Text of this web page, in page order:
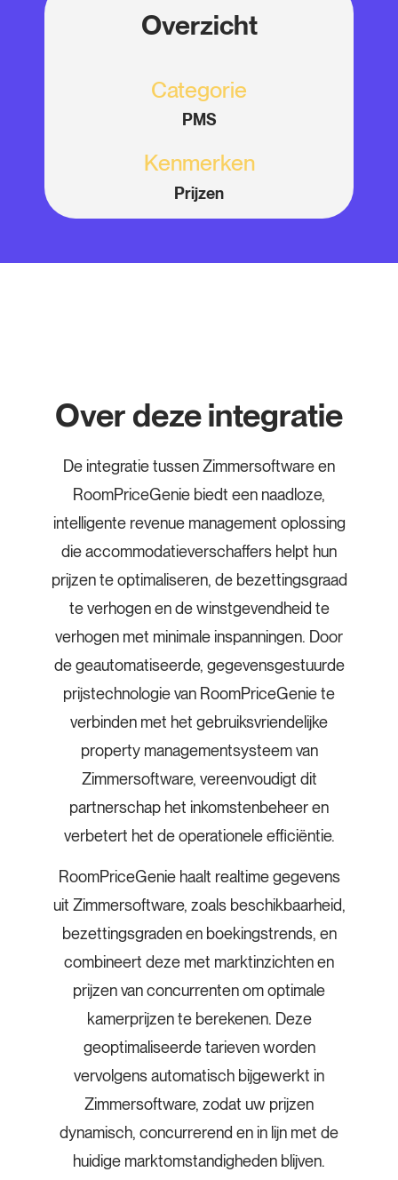
Overzicht
Categorie
PMS
Kenmerken
Prijzen
Over deze integratie
De integratie tussen Zimmersoftware en
RoomPriceGenie biedt een naadloze,
intelligente revenue management oplossing
die accommodatieverschaffers helpt hun
prijzen te optimaliseren, de bezettingsgraad
te verhogen en de winstgevendheid te
verhogen met minimale inspanningen. Door
de geautomatiseerde, gegevensgestuurde
prijstechnologie van RoomPriceGenie te
verbinden met het gebruiksvriendelijke
property managementsysteem van
Zimmersoftware, vereenvoudigt dit
partnerschap het inkomstenbeheer en
verbetert het de operationele efficiëntie.
RoomPriceGenie haalt realtime gegevens
uit Zimmersoftware, zoals beschikbaarheid,
bezettingsgraden en boekingstrends, en
combineert deze met marktinzichten en
prijzen van concurrenten om optimale
kamerprijzen te berekenen. Deze
geoptimaliseerde tarieven worden
vervolgens automatisch bijgewerkt in
Zimmersoftware, zodat uw prijzen
dynamisch, concurrerend en in lijn met de
huidige marktomstandigheden blijven.